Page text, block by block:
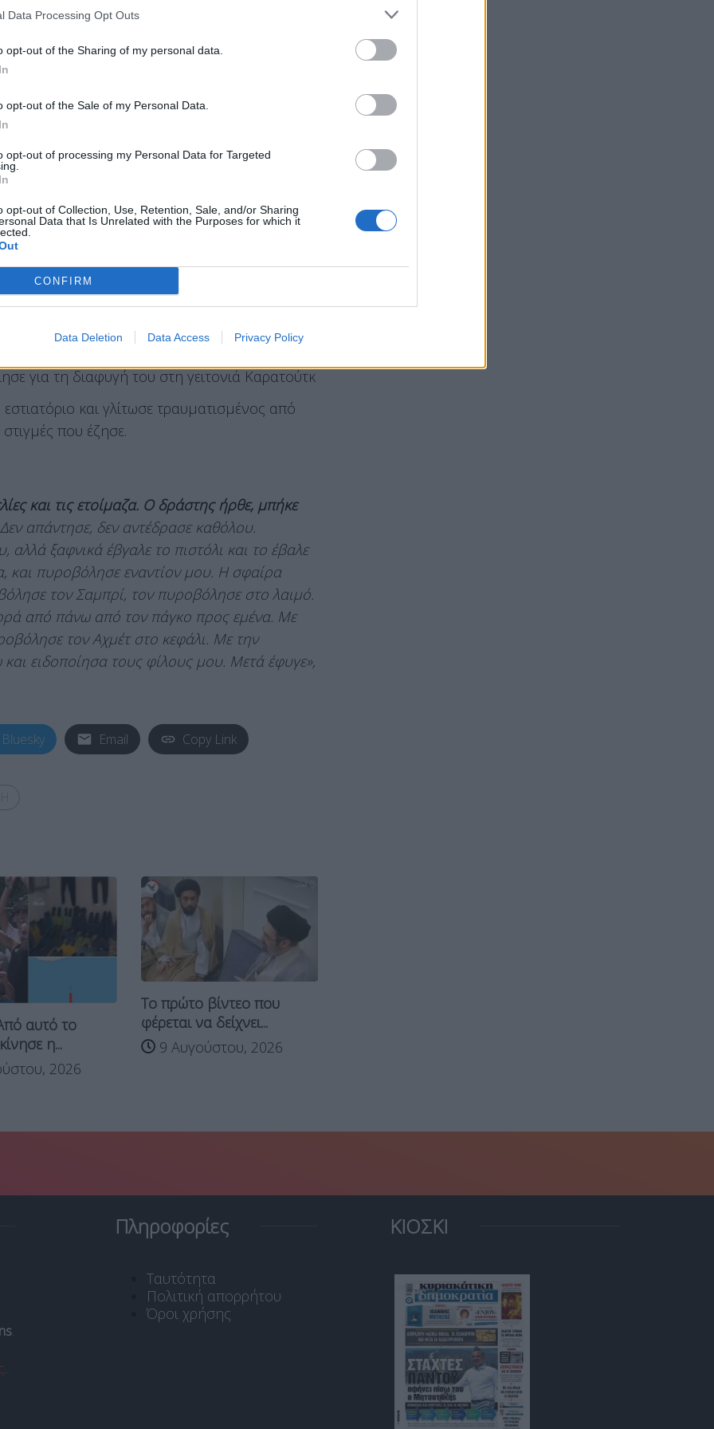
Data Processing Opt Outs
opt-out of the Sharing of my personal data.
opt-out of the Sale of my Personal Data.
opt-out of processing my Personal Data for Targeted
opt-out of Collection, Use, Retention, Sale, and/or Sharing
Data that Is Unrelated with the Purposes for which it
CONFIRM
Data Deletion Data Access Privacy Policy
στον δρόμο του και επιτέθηκε σε
στο εστιατόριο με
σε εξέλιξη, με τις πρώτες πληροφορίες να
στο
για τη διαφυγή του στη γειτονιά Καρατούτκ
και γλίτωσε τραυματισμένος από
που έζησε.
και τις ετοίμαζα. Ο δράστης ήρθε, μπήκε
απάντησε, δεν αντέδρασε καθόλου.
αλλά ξαφνικά έβγαλε το πιστόλι και το έβαλε
πυροβόλησε εναντίον μου. Η σφαίρα
τον Σαμπρί, τον πυροβόλησε στο λαιμό.
από πάνω από τον πάγκο προς εμένα. Με
τον Αχμέτ στο κεφάλι. Με την
ειδοποίησα τους φίλους μου. Μετά έφυγε»,
Bluesky Email Copy Link
αυτό το
η...
2026
Το πρώτο βίντεο που
φέρεται να δείχνει...
9 Αυγούστου, 2026
Πληροφορίες
Ταυτότητα
Πολιτική απορρήτου
Όροι χρήσης
ΚΙΟΣΚΙ